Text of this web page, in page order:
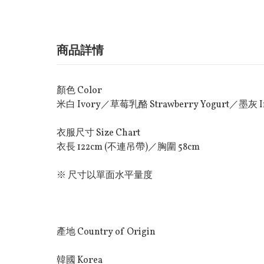
商品詳情
顏色 Color
米白 Ivory／草莓乳酪 Strawberry Yogurt／墨灰
衣服尺寸 Size Chart
衣長 122cm (不連吊帶)／胸圍 58cm
※ 尺寸以單面水平量度
產地 Country of Origin
韓國 Korea